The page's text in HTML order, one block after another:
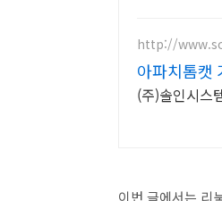
http://
아파치톰캣
(주)솔인시스
이번 글에서는 리